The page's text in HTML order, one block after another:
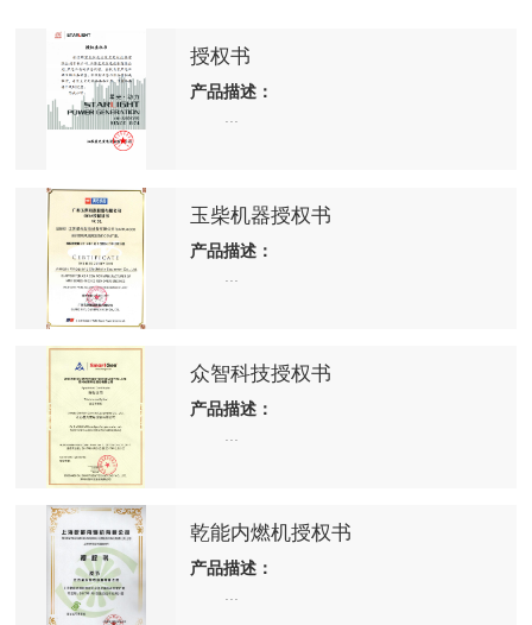
授权书
产品描述：
...
玉柴机器授权书
产品描述：
众智科技授权书
产品描述：
乾能内燃机授权书
产品描述：